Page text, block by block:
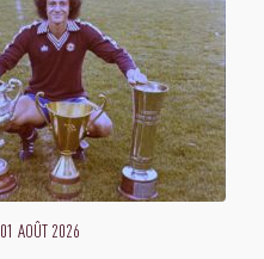
01 AOÛT 2026